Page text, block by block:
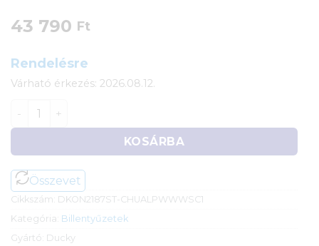
43 790 Ft
Rendelésre
Várható érkezés: 2026.08.12.
Ducky ONE 3 TKL mechanikus RGB billentyűzet (MX
KOSÁRBA
Összevet
Cikkszám: DKON2187ST-CHUALPWWWSC1
Kategória: Billentyűzetek
Gyártó: Ducky